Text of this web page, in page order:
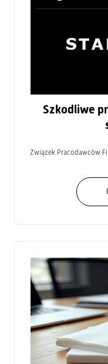
Szkodliwe
Związek Pracodawców